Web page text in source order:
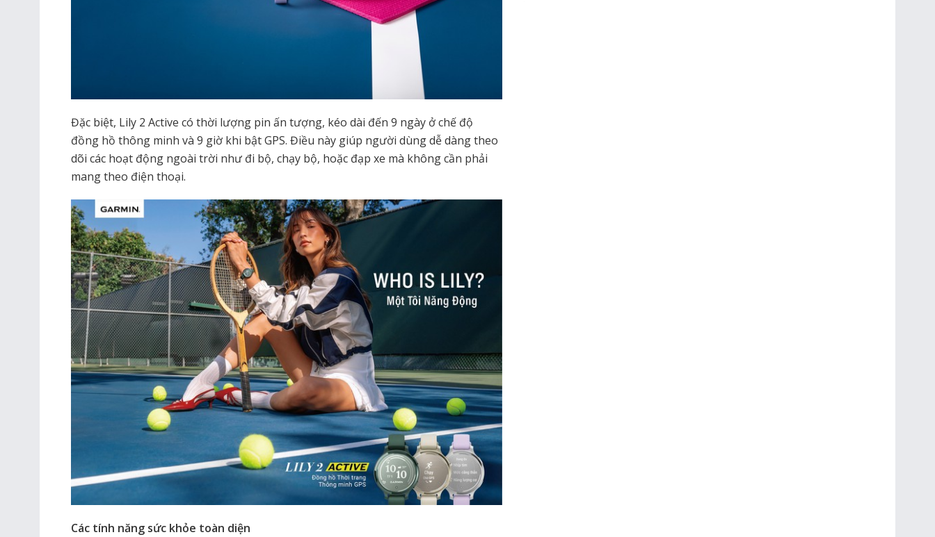
Đặc biệt, Lily 2 Active có thời lượng pin ấn tượng, kéo dài đến 9 ngày ở chế độ
đồng hồ thông minh và 9 giờ khi bật GPS. Điều này giúp người dùng dễ dàng theo
dõi các hoạt động ngoài trời như đi bộ, chạy bộ, hoặc đạp xe mà không cần phải
mang theo điện thoại.
Các tính năng sức khỏe toàn diện